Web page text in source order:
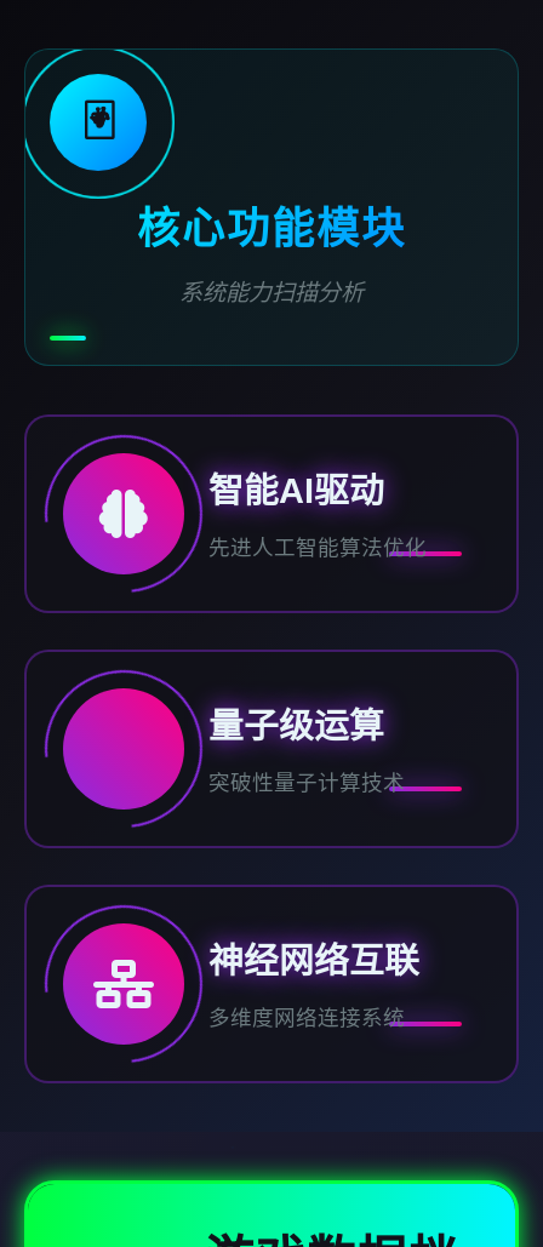
🃏
核心功能模块
系统能力扫描分析
智能AI驱动
先进人工智能算法优化
量子级运算
突破性量子计算技术
神经网络互联
多维度网络连接系统